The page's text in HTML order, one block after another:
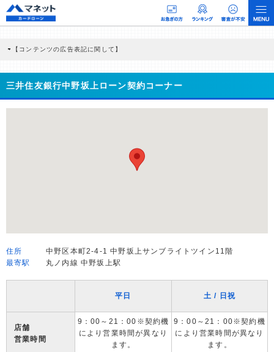
【コンテンツの広告表記に関して】
商品を根拠なくPRするものではなく、当編集部の調査／ユーザーへの口コミ収集な
どに基づき、公平性を担保した情報提供を行っています。
>提携企業一覧
三井住友銀行中野坂上ローン契約コーナー
住所
中野区本町2-4-1 中野坂上サンブライトツイン11階
最寄駅
丸ノ内線 中野坂上駅
平日 土 / 日祝
店舗
営業時間
9：00～21：00※契約機
により営業時間が異なり
ます。
9：00～21：00※契約機
により営業時間が異なり
ます。